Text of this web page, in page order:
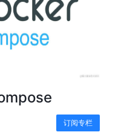
订阅专栏